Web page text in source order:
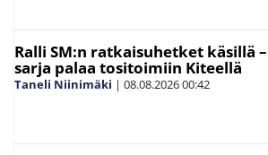
Ralli SM:n ratkaisuhetket käsillä –
sarja palaa tositoimiin Kiteellä
Taneli Niinimäki | 08.08.202600:42